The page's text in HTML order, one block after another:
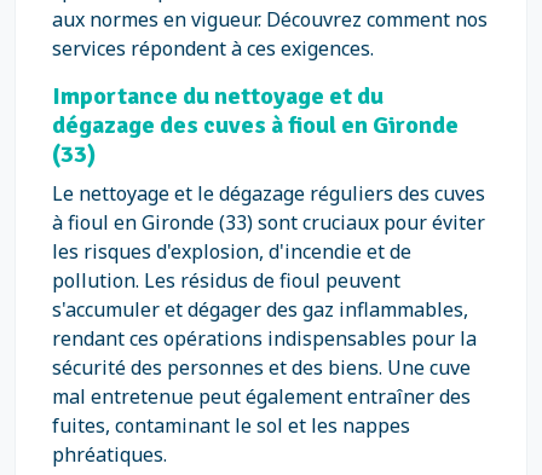
aux normes en vigueur. Découvrez comment nos
services répondent à ces exigences.
Importance du nettoyage et du
dégazage des cuves à fioul en Gironde
(33)
Le nettoyage et le dégazage réguliers des cuves
à fioul en Gironde (33) sont cruciaux pour éviter
les risques d'explosion, d'incendie et de
pollution. Les résidus de fioul peuvent
s'accumuler et dégager des gaz inflammables,
rendant ces opérations indispensables pour la
sécurité des personnes et des biens. Une cuve
mal entretenue peut également entraîner des
fuites, contaminant le sol et les nappes
phréatiques.